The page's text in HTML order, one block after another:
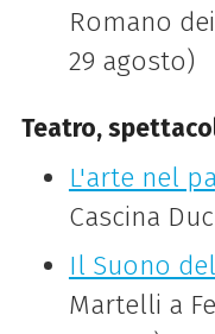
Romano
29 agosto)
Teatro,
L'arte nel
Cascina
Il Suono
Martelli a